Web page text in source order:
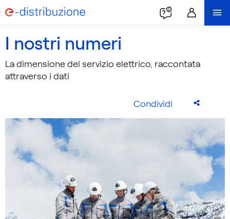
I nostri numeri
La dimensione del servizio elettrico, raccontata
attraverso i dati
Condividi